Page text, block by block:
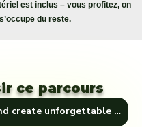
est inclus – vous profitez, on
s’occupe du reste.
ce parcours
Order now and create unforgettable memories! 🎁🏞️